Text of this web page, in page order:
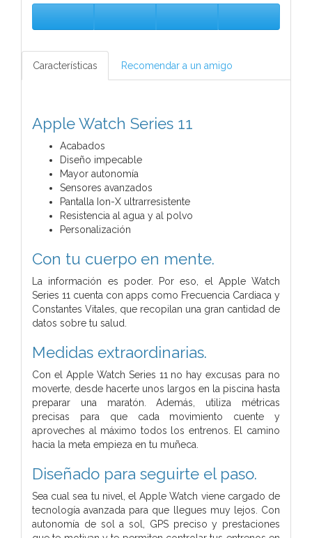
Características Recomendar a un amigo
Apple Watch Series 11
Acabados
Diseño impecable
Mayor autonomía
Sensores avanzados
Pantalla Ion-X ultrarresistente
Resistencia al agua y al polvo
Personalización
Con tu cuerpo en mente.
La información es poder. Por eso, el Apple Watch
Series 11 cuenta con apps como Frecuencia Cardiaca y
Constantes Vitales, que recopilan una gran cantidad de
datos sobre tu salud.
Medidas extraordinarias.
Con el Apple Watch Series 11 no hay excusas para no
moverte, desde hacerte unos largos en la piscina hasta
preparar una maratón. Además, utiliza métricas
precisas para que cada movimiento cuente y
aproveches al máximo todos los entrenos. El camino
hacia la meta empieza en tu muñeca.
Diseñado para seguirte el paso.
Sea cual sea tu nivel, el Apple Watch viene cargado de
tecnología avanzada para que llegues muy lejos. Con
autonomía de sol a sol, GPS preciso y prestaciones